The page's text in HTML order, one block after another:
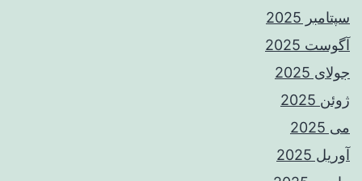
سپتامبر 2025
آگوست 2025
جولای 2025
ژوئن 2025
می 2025
آوریل 2025